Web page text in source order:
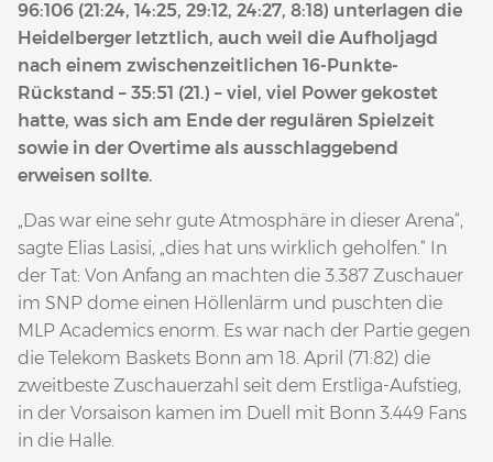
96:106 (21:24, 14:25, 29:12, 24:27, 8:18) unterlagen die
Heidelberger letztlich, auch weil die Aufholjagd
nach einem zwischenzeitlichen 16-Punkte-
Rückstand – 35:51 (21.) – viel, viel Power gekostet
hatte, was sich am Ende der regulären Spielzeit
sowie in der Overtime als ausschlaggebend
erweisen sollte.
„Das war eine sehr gute Atmosphäre in dieser Arena“,
sagte Elias Lasisi, „dies hat uns wirklich geholfen.“ In
der Tat: Von Anfang an machten die 3.387 Zuschauer
im SNP dome einen Höllenlärm und puschten die
MLP Academics enorm. Es war nach der Partie gegen
die Telekom Baskets Bonn am 18. April (71:82) die
zweitbeste Zuschauerzahl seit dem Erstliga-Aufstieg,
in der Vorsaison kamen im Duell mit Bonn 3.449 Fans
in die Halle.